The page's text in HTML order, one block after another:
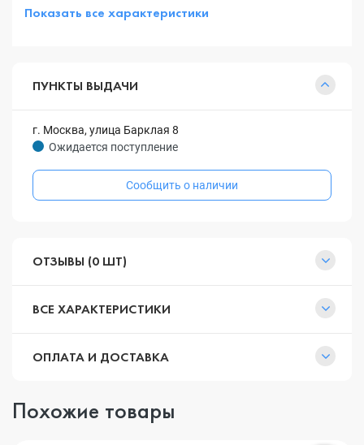
Показать все характеристики
ПУНКТЫ ВЫДАЧИ
г. Москва, улица Барклая 8
Ожидается поступление
Сообщить о наличии
ОТЗЫВЫ (0 ШТ)
ВСЕ ХАРАКТЕРИСТИКИ
ОПЛАТА И ДОСТАВКА
Похожие товары